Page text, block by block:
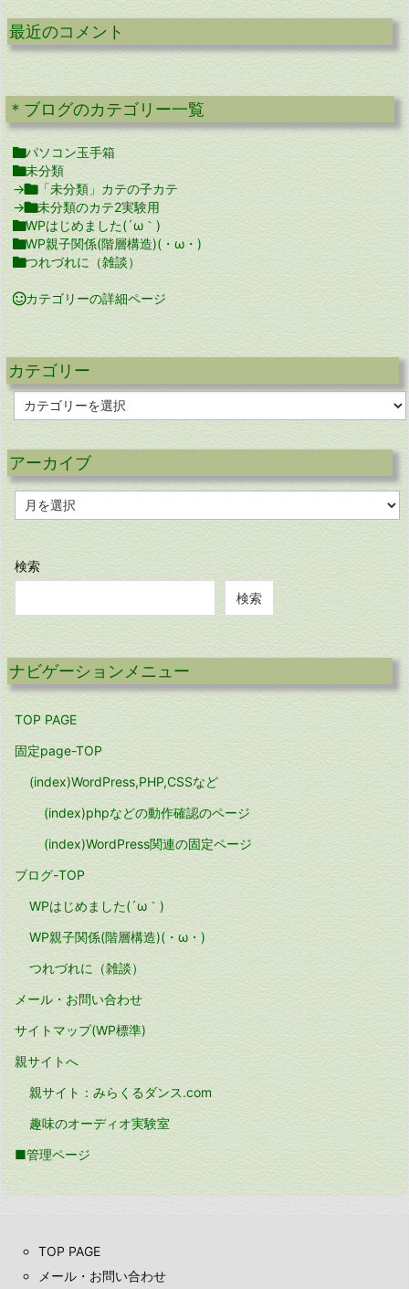
最近のコメント
＊ブログのカテゴリー一覧
パソコン玉手箱
未分類
→「未分類」カテの子カテ
→未分類のカテ2実験用
WPはじめました(´ω｀)
WP親子関係(階層構造)(・ω・)
つれづれに（雑談）
カテゴリーの詳細ページ
カテゴリー
テ
リ
ー
アーカイブ
ア
ー
ブ
検索
検索
ナビゲーションメニュー
TOP PAGE
固定page-TOP
(index)WordPress,PHP,CSSなど
(index)phpなどの動作確認のページ
(index)WordPress関連の固定ページ
ブログ-TOP
WPはじめました(´ω｀)
WP親子関係(階層構造)(・ω・)
つれづれに（雑談）
メール・お問い合わせ
サイトマップ(WP標準)
親サイトへ
親サイト：みらくるダンス.com
趣味のオーディオ実験室
■管理ページ
TOP PAGE
メール・お問い合わせ